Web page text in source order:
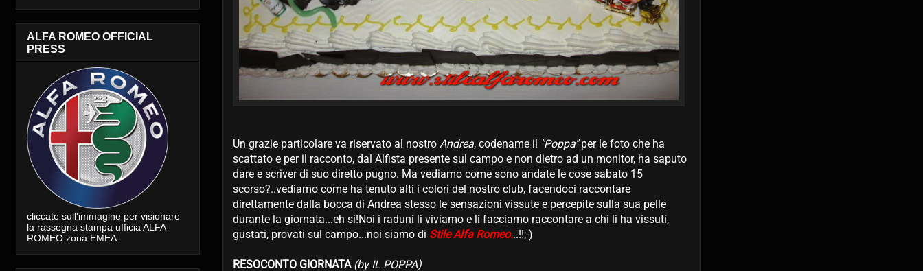
Un grazie particolare va riservato al nostro Andrea, codename il "Poppa"per le foto che ha
scattato e per il racconto, dal Alfista presente sul campo e non dietro ad un monitor, ha saputo
dare e scriver di suo diretto pugno. Ma vediamo come sono andate le cose sabato 15
scorso?..vediamo come ha tenuto alti i colori del nostro club, facendoci raccontare
direttamente dalla bocca di Andrea stesso le sensazioni vissute e percepite sulla sua pelle
durante la giornata...eh si!Noi i raduni li viviamo e li facciamo raccontare a chi li ha vissuti,
gustati, provati sul campo...noi siamo di Stile Alfa Romeo...!!;-)
RESOCONTO GIORNATA (by IL POPPA)
ALFA ROMEO OFFICIAL
PRESS
cliccate sull'immagine per visionare
la rassegna stampa ufficia ALFA
ROMEO zona EMEA